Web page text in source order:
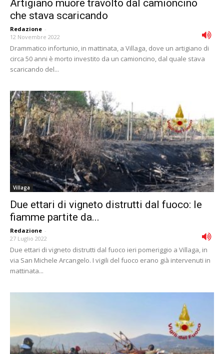
Artigiano muore travolto dal camioncino
che stava scaricando
Redazione -
12 Novembre 2022
Drammatico infortunio, in mattinata, a Villaga, dove un artigiano di
circa 50 anni è morto investito da un camioncino, dal quale stava
scaricando del...
Villaga
Due ettari di vigneto distrutti dal fuoco: le
fiamme partite da...
Redazione -
27 Luglio 2022
Due ettari di vigneto distrutti dal fuoco ieri pomeriggio a Villaga, in
via San Michele Arcangelo. I vigili del fuoco erano già intervenuti in
mattinata...